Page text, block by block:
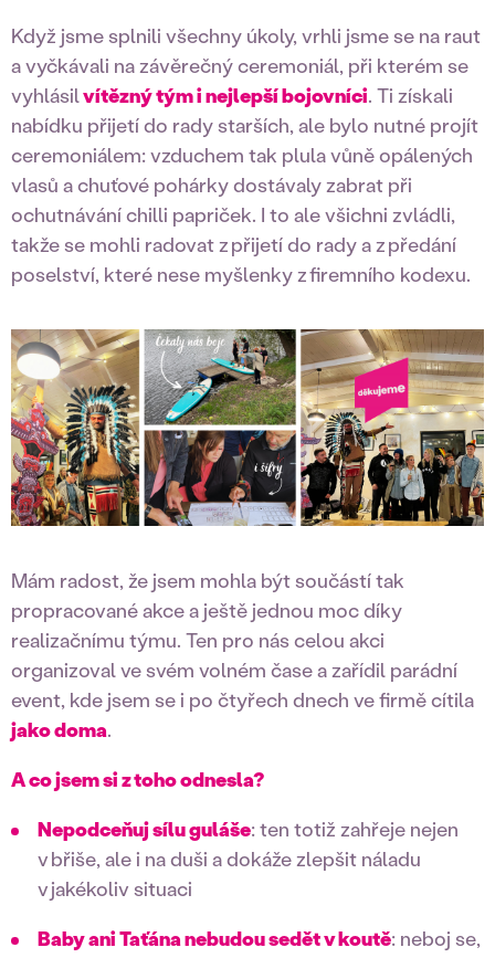
Když jsme splnili všechny úkoly, vrhli jsme se na raut
a vyčkávali na závěrečný ceremoniál, při kterém se
vyhlásilvítězný tým i nejlepší bojovníci. Ti získali
nabídku přijetí do rady starších, ale bylo nutné projít
ceremoniálem: vzduchem tak plula vůně opálených
vlasů a chuťové pohárky dostávaly zabrat při
ochutnávání chilli papriček. I to ale všichni zvládli,
takže se mohli radovat z přijetí do rady a z předání
poselství, které nese myšlenky z firemního kodexu.
Mám radost, že jsem mohla být součástí tak
propracované akce a ještě jednou moc díky
realizačnímu týmu. Ten pro nás celou akci
organizoval ve svém volném čase a zařídil parádní
event, kde jsem se i po čtyřech dnech ve firmě cítila
jako doma.
A co jsem si z toho odnesla?
Nepodceňuj sílu guláše: ten totiž zahřeje nejen
v břiše, ale i na duši a dokáže zlepšit náladu
v jakékoliv situaci
Baby ani Taťána nebudou sedět v koutě: neboj se,